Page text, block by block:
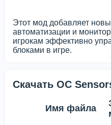
Этот мод добавляет
автоматизации и
игрокам эффективно
блоками в игре.
Скачать OC
Имя файла